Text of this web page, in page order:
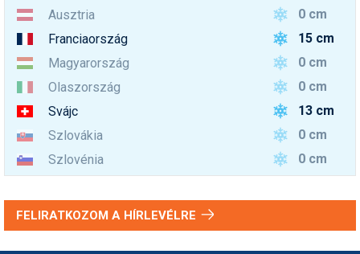
Ausztria
0 cm
Franciaország
15 cm
Magyarország
0 cm
Olaszország
0 cm
Svájc
13 cm
Szlovákia
0 cm
Szlovénia
0 cm
FELIRATKOZOM A HÍRLEVÉLRE